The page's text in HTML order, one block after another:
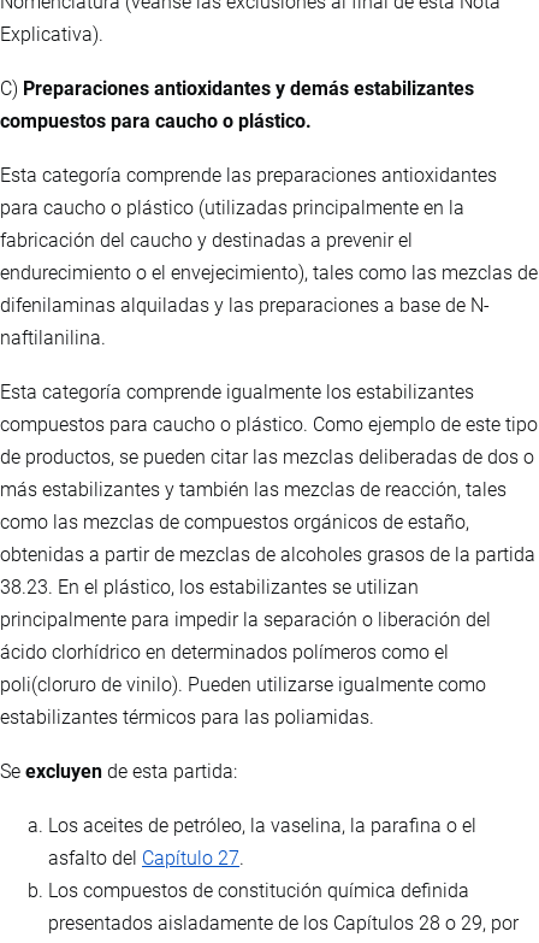
Explicativa).
C) Preparaciones antioxidantes y demás estabilizantes
compuestos para caucho o plástico.
Esta categoría comprende las preparaciones antioxidantes
para caucho o plástico (utilizadas principalmente en la
fabricación del caucho y destinadas a prevenir el
endurecimiento o el envejecimiento), tales como las mezclas de
difenilaminas alquiladas y las preparaciones a base de N-
naftilanilina.
Esta categoría comprende igualmente los estabilizantes
compuestos para caucho o plástico. Como ejemplo de este tipo
de productos, se pueden citar las mezclas deliberadas de dos o
más estabilizantes y también las mezclas de reacción, tales
como las mezclas de compuestos orgánicos de estaño,
obtenidas a partir de mezclas de alcoholes grasos de la partida
38.23. En el plástico, los estabilizantes se utilizan
principalmente para impedir la separación o liberación del
ácido clorhídrico en determinados polímeros como el
poli(cloruro de vinilo). Pueden utilizarse igualmente como
estabilizantes térmicos para las poliamidas.
Se excluyen de esta partida:
Los aceites de petróleo, la vaselina, la parafina o el
asfalto del Capítulo 27.
Los compuestos de constitución química definida
presentados aisladamente de los Capítulos 28 o 29, por